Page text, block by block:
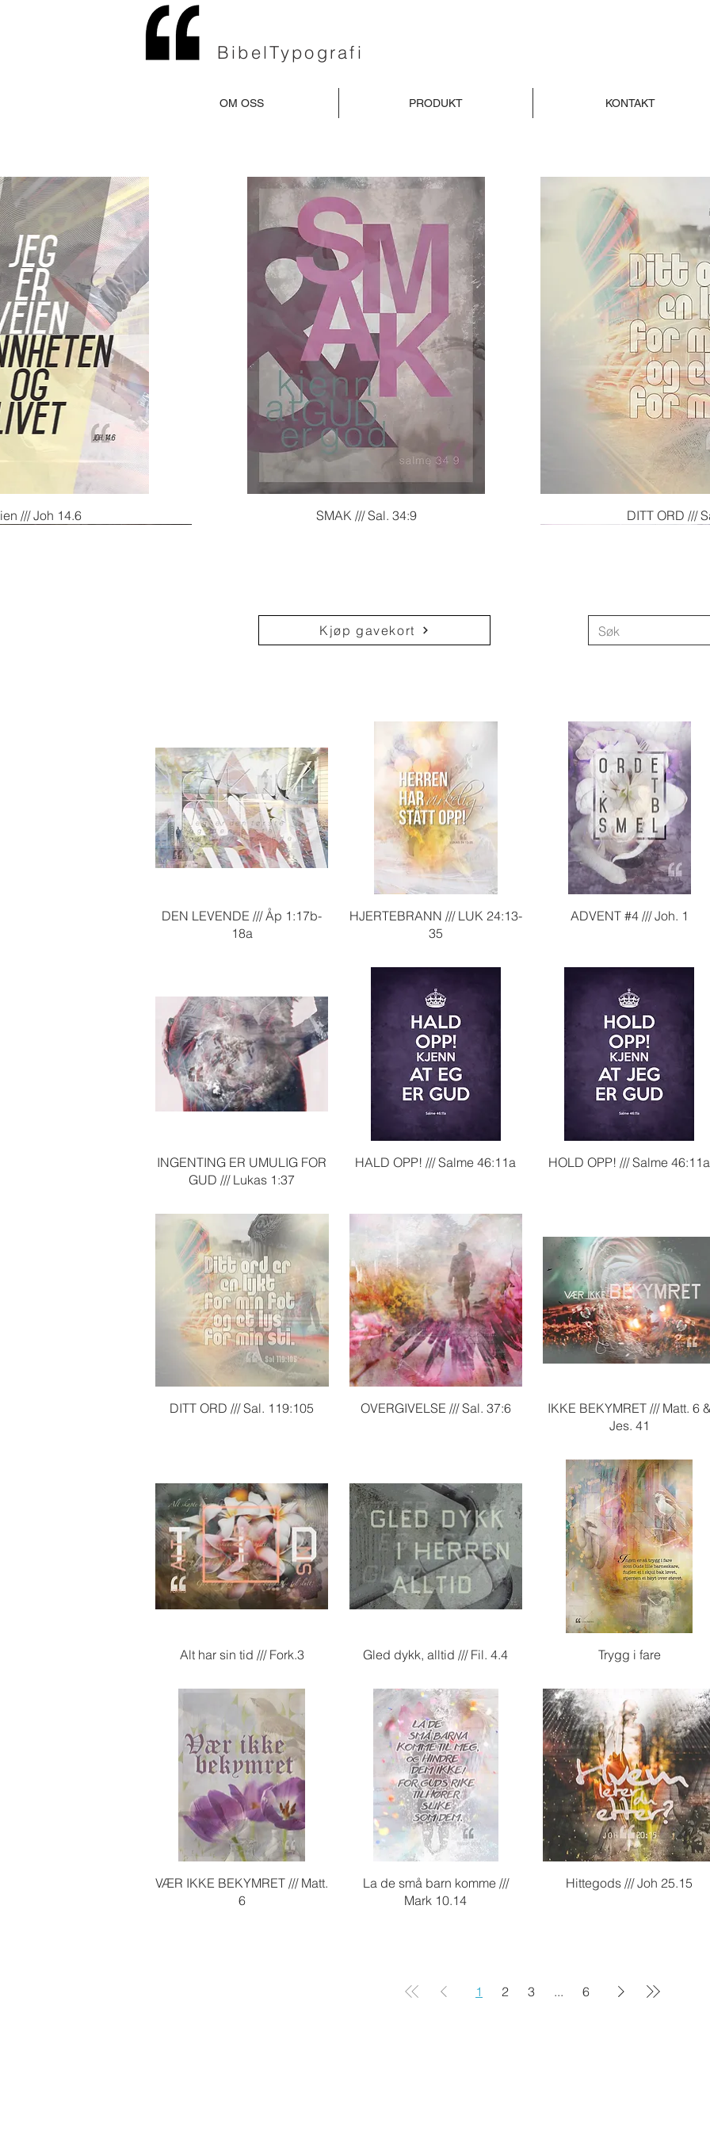
BibelTypografi
OM OSS PRODUKT KONTAKT
Hurtigvisning
/// Joh 14.6 Hurtigvisning
SMAK /// Sal. 34:9 DITT ORD ///
Hurtigvisning
Sterk svak /// 2.kor 12.10
Kjøp gavekort
Hurtigvisning
DEN LEVENDE /// Åp 1:17b-
18a
Hurtigvisning
HJERTEBRANN /// LUK 24:13-
35
Hurtigvisning
ADVENT #4 /// Joh. 1
Hurtigvisning
INGENTING ER UMULIG FOR
GUD /// Lukas 1:37
Hurtigvisning
HALD OPP! /// Salme 46:11a Hurtigvisning
HOLD OPP! /// Salme 46:11a
Hurtigvisning
DITT ORD /// Sal. 119:105 Hurtigvisning
OVERGIVELSE /// Sal. 37:6 Hurtigvisning
IKKE BEKYMRET /// Matt. 6 &
Jes. 41
Hurtigvisning
Alt har sin tid /// Fork.3 Hurtigvisning
Gled dykk, alltid /// Fil. 4.4 Hurtigvisning
Trygg i fare
Hurtigvisning
VÆR IKKE BEKYMRET /// Matt.
6
Hurtigvisning
La de små barn komme ///
Mark 10.14
Hurtigvisning
Hittegods /// Joh 25.15
1 2 3 ... 6